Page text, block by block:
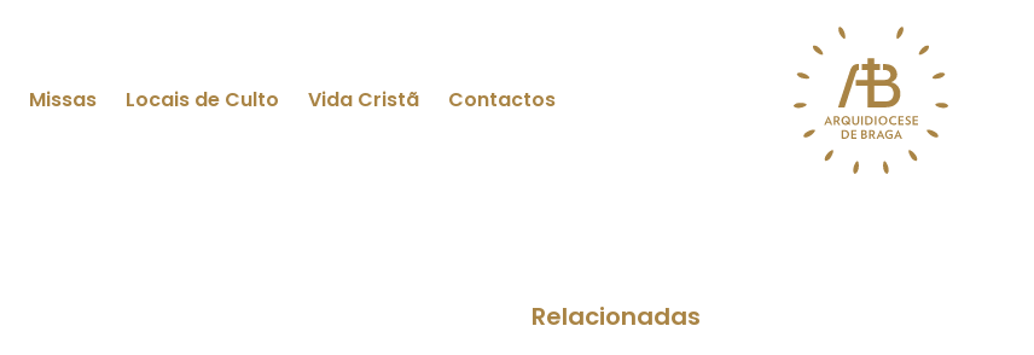
Missas Locais de Culto Vida Cristã Contactos
Relacionadas